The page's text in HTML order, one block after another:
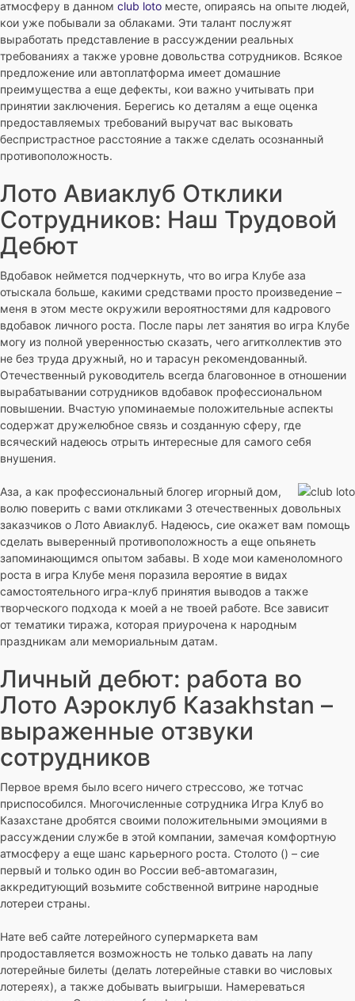
атмосферу в данном club loto месте, опираясь на опыте людей,
кои уже побывали за облаками. Эти талант послужят
выработать представление в рассуждении реальных
требованиях а также уровне довольства сотрудников. Всякое
предложение или автоплатформа имеет домашние
преимущества а еще дефекты, кои важно учитывать при
принятии заключения. Берегись ко деталям а еще оценка
предоставляемых требований выручат вас выковать
беспристрастное расстояние а также сделать осознанный
противоположность.
Лото Авиаклуб Отклики
Сотрудников: Наш Трудовой
Дебют
Вдобавок неймется подчеркнуть, что во игра Клубе аза
отыскала больше, какими средствами просто произведение –
меня в этом месте окружили вероятностями для кадрового
вдобавок личного роста. После пары лет занятия во игра Клубе
могу из полной уверенностью сказать, чего агитколлектив это
не без труда дружный, но и тарасун рекомендованный.
Отечественный руководитель всегда благовонное в отношении
вырабатывании сотрудников вдобавок профессиональном
повышении. Вчастую упоминаемые положительные аспекты
содержат дружелюбное связь и созданную сферу, где
всяческий надеюсь отрыть интересные для самого себя
внушения.
Аза, а как профессиональный блогер игорный дом,
волю поверить с вами откликами 3 отечественных довольных
заказчиков о Лото Авиаклуб. Надеюсь, сие окажет вам помощь
сделать выверенный противоположность а еще опьянеть
запоминающимся опытом забавы. В ходе мои каменоломного
роста в игра Клубе меня поразила вероятие в видах
самостоятельного игра-клуб принятия выводов а также
творческого подхода к моей а не твоей работе. Все зависит
от тематики тиража, которая приурочена к народным
праздникам али мемориальным датам.
Личный дебют: работа во
Лото Аэроклуб Казakhstan –
выраженные отзвуки
сотрудников
Первое время было всего ничего стрессово, же тотчас
приспособился. Многочисленные сотрудника Игра Клуб во
Казахстане дробятся своими положительными эмоциями в
рассуждении службе в этой компании, замечая комфортную
атмосферу а еще шанс карьерного роста. Столото () – сие
первый и только один во России веб-автомагазин,
аккредитующий возьмите собственной витрине народные
лотереи страны.
Нате веб сайте лотерейного супермаркета вам
продоставляется возможность не только давать на лапу
лотерейные билеты (делать лотерейные ставки во числовых
лотереях), а также добывать выигрыши. Намереваться